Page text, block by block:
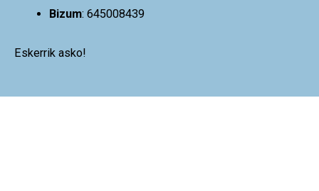
Bizum: 645008439
Eskerrik asko!